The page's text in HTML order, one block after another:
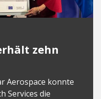
zehn
Aerospace konnte
Services die